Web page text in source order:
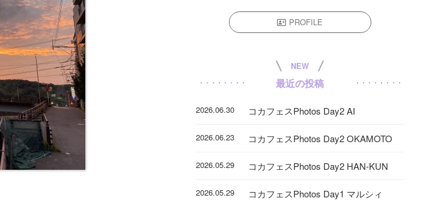
PROFILE
NEW
最近の投稿
2026.06.30 コカフェスPhotos Day2 AI
2026.06.23 コカフェスPhotos Day2 OKAMOTO
2026.05.29 コカフェスPhotos Day2 HAN-KUN
2026.05.29 コカフェスPhotos Day1 マルシィ